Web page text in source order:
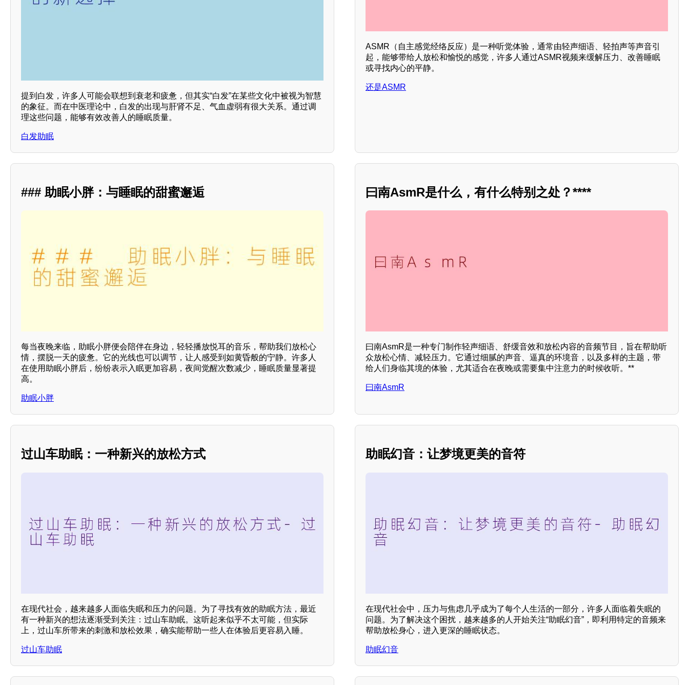
提到白发，许多人可能会联想到衰老和疲惫，但其实“白发”在某些文化中被视为智慧
的象征。而在中医理论中，白发的出现与肝肾不足、气血虚弱有很大关系。通过调
理这些问题，能够有效改善人的睡眠质量。
白发助眠
ASMR（自主感觉经络反应）是一种听觉体验，通常由轻声细语、轻拍声等声音引
起，能够带给人放松和愉悦的感觉，许多人通过ASMR视频来缓解压力、改善睡眠
或寻找内心的平静。
还是ASMR
### 助眠小胖：与睡眠的甜蜜邂逅
每当夜晚来临，助眠小胖便会陪伴在身边，轻轻播放悦耳的音乐，帮助我们放松心
情，摆脱一天的疲惫。它的光线也可以调节，让人感受到如黄昏般的宁静。许多人
在使用助眠小胖后，纷纷表示入眠更加容易，夜间觉醒次数减少，睡眠质量显著提
高。
助眠小胖
曰南AsmR是什么，有什么特别之处？****
曰南AsmR是一种专门制作轻声细语、舒缓音效和放松内容的音频节目，旨在帮助听
众放松心情、减轻压力。它通过细腻的声音、逼真的环境音，以及多样的主题，带
给人们身临其境的体验，尤其适合在夜晚或需要集中注意力的时候收听。**
曰南AsmR
过山车助眠：一种新兴的放松方式
在现代社会，越来越多人面临失眠和压力的问题。为了寻找有效的助眠方法，最近
有一种新兴的想法逐渐受到关注：过山车助眠。这听起来似乎不太可能，但实际
上，过山车所带来的刺激和放松效果，确实能帮助一些人在体验后更容易入睡。
过山车助眠
助眠幻音：让梦境更美的音符
在现代社会中，压力与焦虑几乎成为了每个人生活的一部分，许多人面临着失眠的
问题。为了解决这个困扰，越来越多的人开始关注“助眠幻音”，即利用特定的音频来
帮助放松身心，进入更深的睡眠状态。
助眠幻音